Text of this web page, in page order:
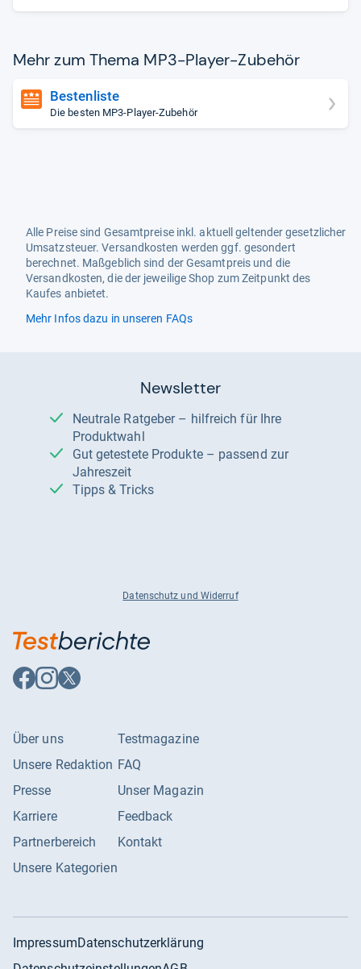
Mehr zum Thema MP3-​Player-​Zube­hör
Bestenliste
Die besten MP3-Player-Zubehör
Alle Preise sind Gesamtpreise inkl. aktuell geltender gesetzlicher
Umsatzsteuer. Versandkosten werden ggf. gesondert
berechnet. Maßgeblich sind der Gesamtpreis und die
Versandkosten, die der jeweilige Shop zum Zeitpunkt des
Kaufes anbietet.
Mehr Infos dazu in unseren FAQs
Newsletter
Neutrale Ratgeber – hilfreich für Ihre
Produktwahl
Gut getestete Produkte – passend zur
Jahreszeit
Tipps & Tricks
Datenschutz und Widerruf
Auf
Facebook
Auf
Instagram
Auf
X
Über uns
Unsere Redaktion
Presse
Karriere
Partnerbereich
Unsere Kategorien
Testmagazine
FAQ
Unser Magazin
Feedback
Kontakt
ImpressumDatenschutzerklärung